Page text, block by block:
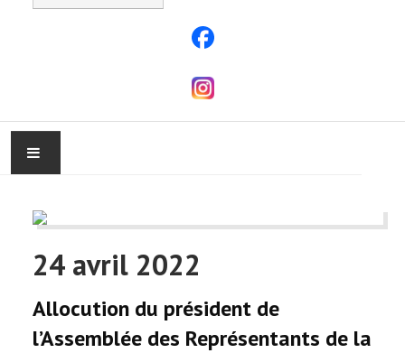
EVÉNEMENTS
24 avril 2022
Allocution du président de
l’Assemblée des Représentants de la